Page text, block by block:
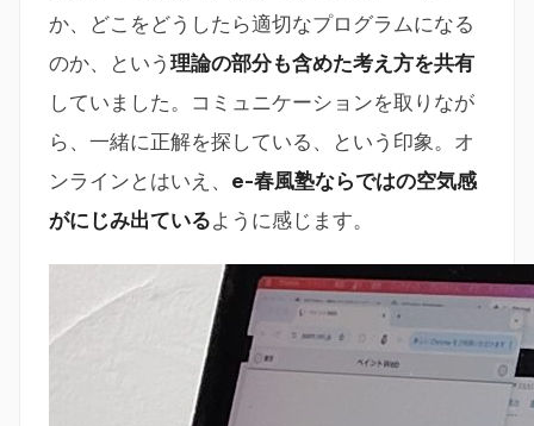
か、どこをどうしたら適切なプログラムになる
のか、という理論の部分も含めた考え方を共有
していました。コミュニケーションを取りなが
ら、一緒に正解を探している、という印象。オ
ンラインとはいえ、 e-春風塾ならではの空気感
がにじみ出ているように感じます。